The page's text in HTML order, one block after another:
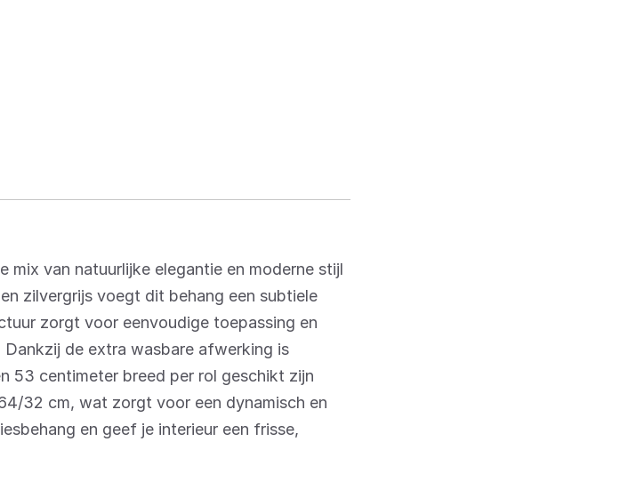
mix van natuurlijke elegantie en moderne stijl
zilvergrijs voegt dit behang een subtiele
zorgt voor eenvoudige toepassing en
Dankzij de extra wasbare afwerking is
53 centimeter breed per rol geschikt zijn
32 cm, wat zorgt voor een dynamisch en
en geef je interieur een frisse,